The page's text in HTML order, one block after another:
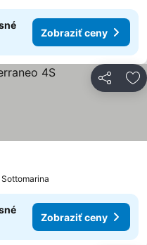
Zobraziť ceny
Zdieľať
Zobraziť ceny